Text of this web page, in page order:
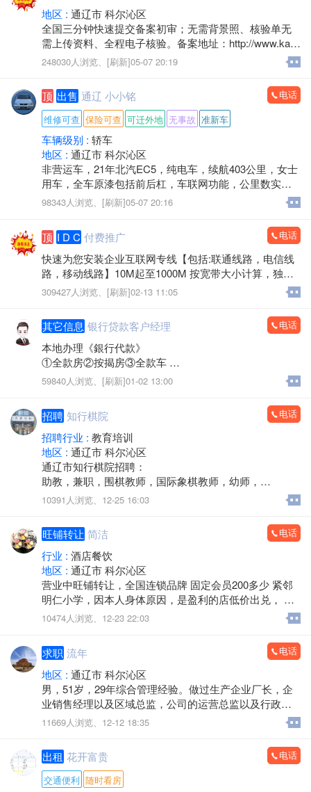
地区 : 通辽市 科尔沁区
全国三分钟快速提交备案初审；无需背景照、核验单无
需上传资料、全程电子核验。备案地址：http://www.kaiw
angidc.com/
248030人浏览、 [刷新]05-07 20:19
顶 出售 通辽 小小铭
电话
维修可查 保险可查 可迁外地 无事故 准新车
车辆级别 : 轿车
地区 : 通辽市 科尔沁区
非营运车，21年北汽EC5，纯电车，续航403公里，女士
用车，全车原漆包括前后杠，车联网功能，公里数实表7
万多公里！想换车出手
98343人浏览、 [刷新]05-07 20:16
顶 I D C 付费推广 电话
快速为您安装企业互联网专线【包括:联通线路，电信线
路，移动线路】10M起至1000M 按宽带大小计算，独立I
P，速度快 物美价廉。如有需求速联系我们【内蒙古凯
网信息技术有限公司】！
309427人浏览、 [刷新]02-13 11:05
其它信息 银行贷款客户经理 电话
本地办理《銀行代款》
①全款房②按揭房③全款车
④按揭车⑤保险单⑥信用ka
⑦公积金⑧营业执照⑨银联收款码⑩退休工资 打卡工资本
科学历秒批秒放
符合任一均可办理
《债务优化》公积金负债高可优化，可帮结清全部高利
息网贷、信用卡。优化为1.8厘先息后本正规貸款！最长
垫资7个月！
客户经理15714755580（微信同步）
59840人浏览、 [刷新]01-02 13:00
招聘 知行棋院 电话
招聘行业 : 教育培训
地区 : 通辽市 科尔沁区
通辽市知行棋院招聘：
助教，兼职，围棋教师，国际象棋教师，幼师，
要求：积极主动，热爱学习，能出差，热爱教育行业，
有无工作经验均可，带薪培训上岗
10391人浏览、 12-25 16:03
旺铺转让 简洁 电话
行业 : 酒店餐饮
地区 : 通辽市 科尔沁区
营业中旺铺转让，全国连锁品牌 固定会员200多少 紧邻
明仁小学，因本人身体原因，是盈利的店低价出兑， 半
天活，轻松，带技术，包教包会，有兴趣可以联系，
10474人浏览、 12-23 22:03
求职 流年 电话
地区 : 通辽市 科尔沁区
男，51岁，29年综合管理经验。做过生产企业厂长，企
业销售经理以及区域总监，公司的运营总监以及行政总
监等，擅长团队建设、流程优化与成本控制，具备多行
业运营与销售管理背景。工作踏实负责，事业心强，具
备良好的团队协作与资源整合能力。求职意向：工厂或
者公司的管理岗位，工作地点通辽。
11669人浏览、 12-12 18:35
出租 花开富贵
电话
交通便利 随时看房